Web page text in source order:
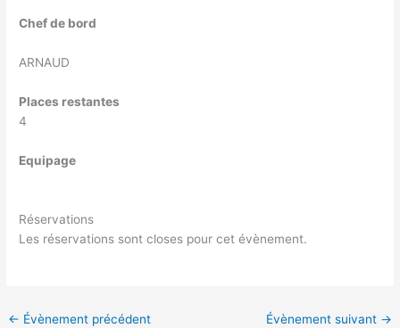
Chef de bord
ARNAUD
Places restantes
4
Equipage
Réservations
Les réservations sont closes pour cet évènement.
← Évènement précédent Évènement suivant →